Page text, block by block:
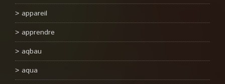
appareil
apprendre
aqbau
aqua